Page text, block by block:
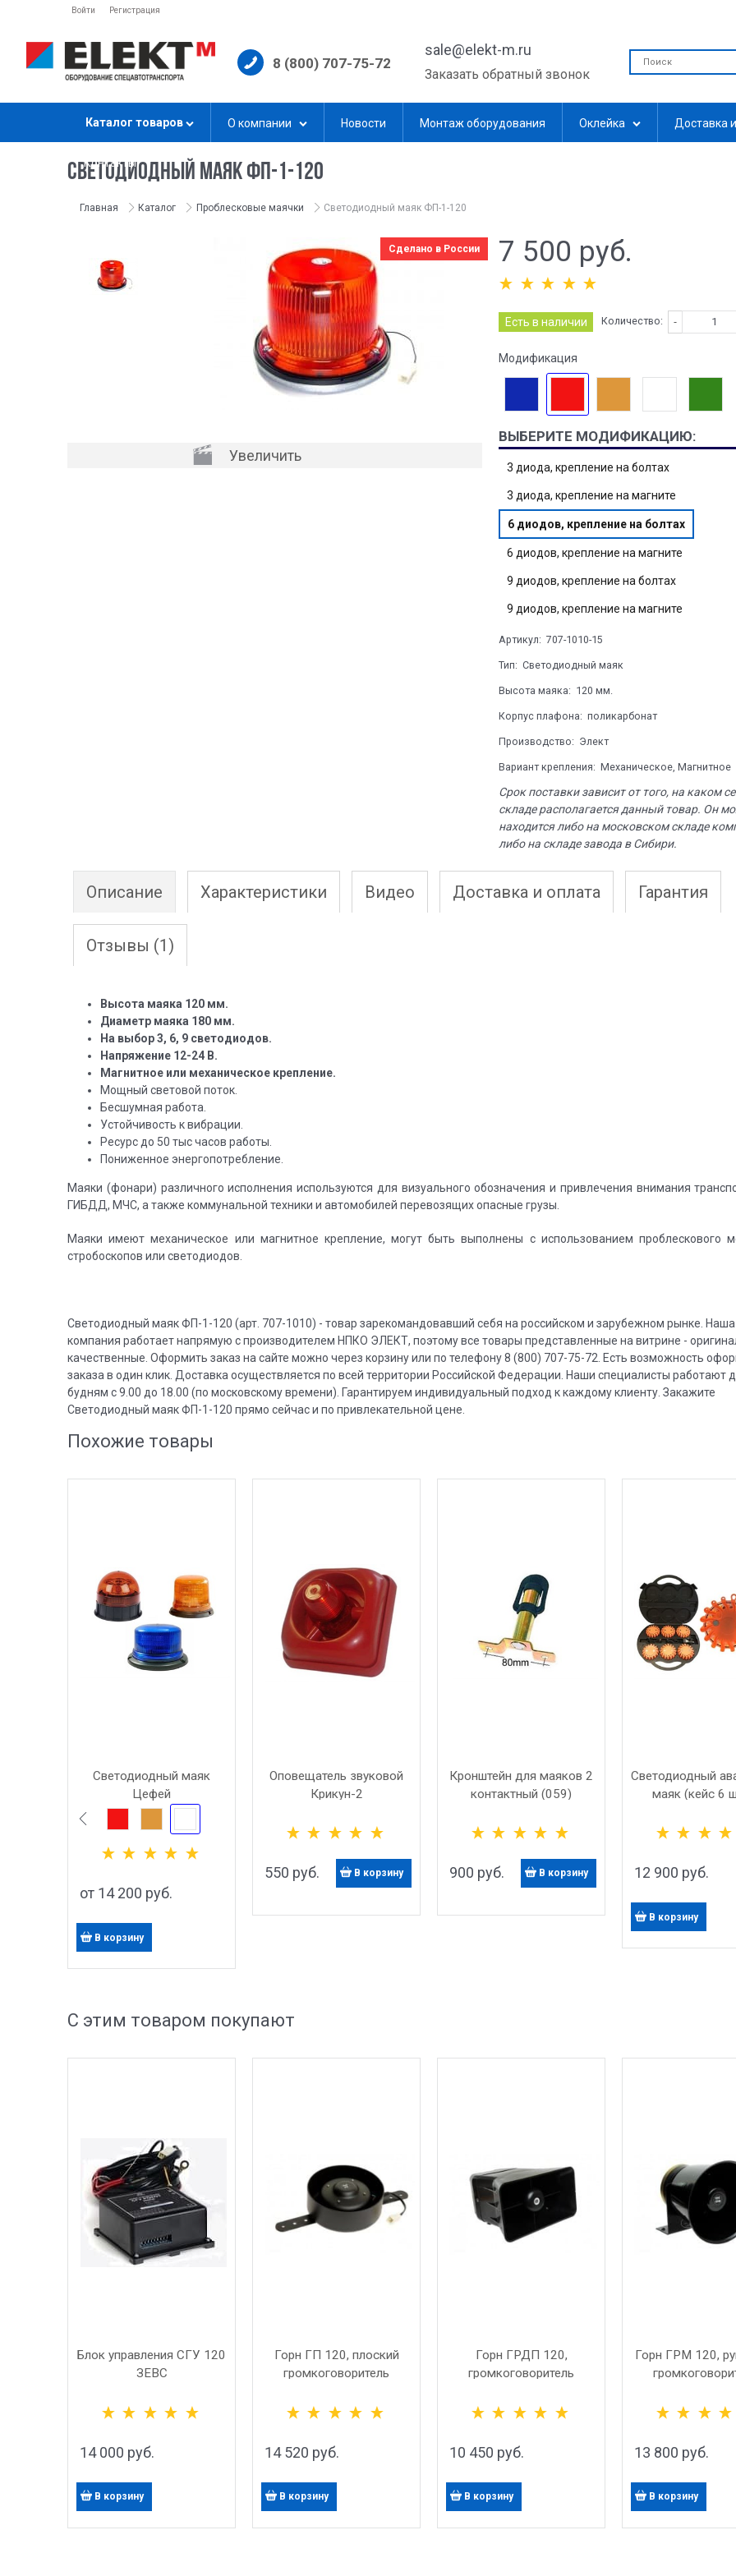
Войти Регистрация
sale@elekt-m.ru
Заказать обратный звонок
8 (800) 707-75-72
Каталог товаров О компании Новости Монтаж оборудования Оклейка Доставка
Контакты
СВЕТОДИОДНЫЙ МАЯК ФП-1-120
Главная Каталог Проблесковые маячки Светодиодный маяк ФП-1-120
Сделано в России
Увеличить
7 500 руб.
Есть в наличии Количество:
Модификация
ВЫБЕРИТЕ МОДИФИКАЦИЮ:
3 диода, крепление на болтах
3 диода, крепление на магните
6 диодов, крепление на болтах
6 диодов, крепление на магните
9 диодов, крепление на болтах
9 диодов, крепление на магните
Артикул: 707-1010-15
Тип: Светодиодный маяк
Высота маяка: 120 мм.
Корпус плафона: поликарбонат
Производство: Элект
Вариант крепления: Механическое, Магнитное
Срок поставки зависит от того, на каком
складе располагается данный товар. Он
находится либо на московском складе
либо на складе завода в Сибири.
Описание Характеристики Видео Доставка и оплата Гарантия
Отзывы (1)
Высота маяка 120 мм.
Диаметр маяка 180 мм.
На выбор 3, 6, 9 светодиодов.
Напряжение 12-24 В.
Магнитное или механическое крепление.
Мощный световой поток.
Бесшумная работа.
Устойчивость к вибрации.
Ресурс до 50 тыс часов работы.
Пониженное энергопотребление.
Маяки (фонари) различного исполнения используются для визуального обозначения и привлечения внимания
ГИБДД, МЧС, а также коммунальной техники и автомобилей перевозящих опасные грузы.
Маяки имеют механическое или магнитное крепление, могут быть выполнены с использованием проблескового
стробоскопов или светодиодов.
Светодиодный маяк ФП-1-120 (арт. 707-1010) - товар зарекомандовавший себя на российском и зарубежном рынке. Наша
компания работает напрямую с производителем НПКО ЭЛЕКТ, поэтому все товары представленные на витрине -
качественные. Оформить заказ на сайте можно через корзину или по телефону 8 (800) 707-75-72. Есть возможность
заказа в один клик. Доставка осуществляется по всей территории Российской Федерации. Наши специалисты работают
будням с 9.00 до 18.00 (по московскому времени). Гарантируем индивидуальный подход к каждому клиенту. Закажите
Светодиодный маяк ФП-1-120 прямо сейчас и по привлекательной цене.
Похожие товары
Светодиодный маяк
Цефей
от 14 200 руб.
В корзину
Оповещатель звуковой
Крикун-2
550 руб. В корзину
Кронштейн для маяков 2
контактный (059)
900 руб. В корзину
Светодиодный
маяк (кейс 6
12 900 руб.
В корзину
С этим товаром покупают
Блок управления СГУ 120
ЗЕВС
14 000 руб.
В корзину
Горн ГП 120, плоский
громкоговоритель
14 520 руб.
В корзину
Горн ГРДП 120,
громкоговоритель
рупорного вида, 100 Вт
10 450 руб.
В корзину
Горн ГРМ 120,
13 800 руб.
В корзину